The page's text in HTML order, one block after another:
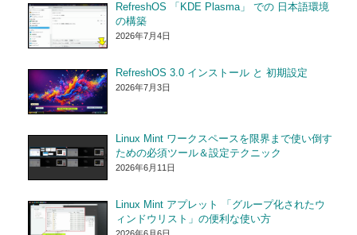
RefreshOS 「KDE Plasma」 での 日本語環境
の構築
2026年7月4日
RefreshOS 3.0 インストール と 初期設定
2026年7月3日
Linux Mint ワークスペースを限界まで使い倒す
ための必須ツール＆設定テクニック
2026年6月11日
Linux Mint アプレット 「グループ化されたウ
ィンドウリスト」の便利な使い方